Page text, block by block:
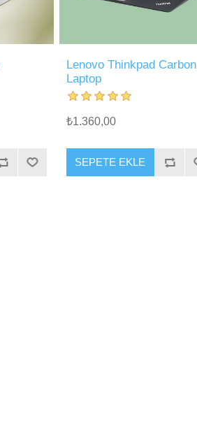
Lenovo Thinkpad Carbon
Laptop
₺1.360,00
SEPETE EKLE